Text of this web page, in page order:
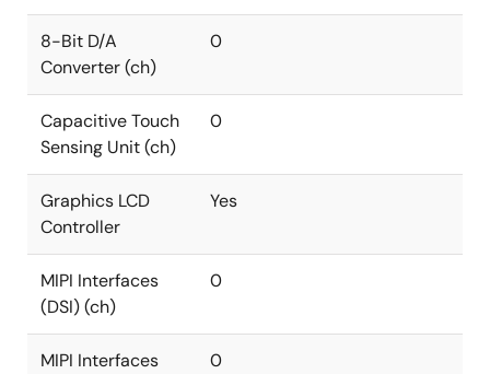
8-Bit D/A
Converter (ch)
0
Capacitive Touch
Sensing Unit (ch)
0
Graphics LCD
Controller
Yes
MIPI Interfaces
(DSI) (ch)
0
MIPI Interfaces
0